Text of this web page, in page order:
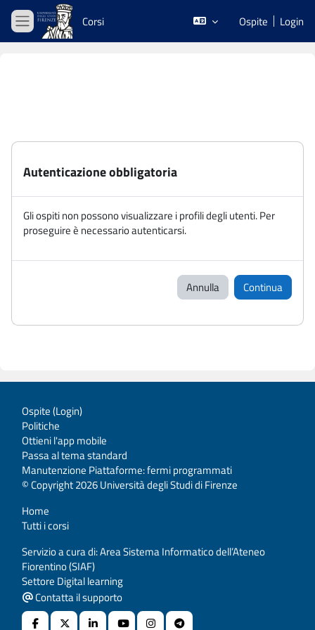
Vai al contenuto principale
Pannello laterale
Corsi Ospite Login
Autenticazione obbligatoria
Gli ospiti non possono visualizzare i profili degli utenti. Per
proseguire è necessario autenticarsi.
Annulla Continua
Ospite (Login)
Politiche
Ottieni l'app mobile
Passa al tema standard
Manutenzione Piattaforme: fermi programmati
© Copyright 2026 Università degli Studi di Firenze
Home
Tutti i corsi
Servizio a cura di: Area Sistema Informatico dell’Ateneo
Fiorentino (SIAF)
Settore Digital learning
Contatta il supporto